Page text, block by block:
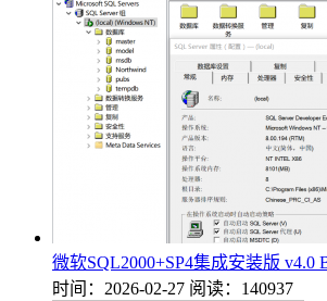
微软SQL2000+SP4集成安装版 v4.0
时间：2026-02-27 阅读：140937